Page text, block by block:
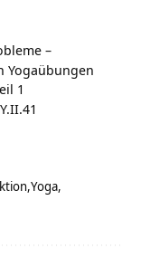
–
Yogaübungen
1
Yoga